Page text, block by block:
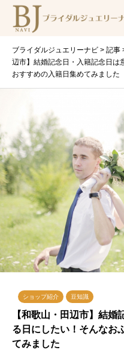
ブライダルジュエリーナビ > 記事
辺市】結婚記念日・入籍記念日は
おすすめの入籍日集めてみました
ショップ紹介 豆知識
【和歌山・田辺市】結
る日にしたい！そんなお
てみました